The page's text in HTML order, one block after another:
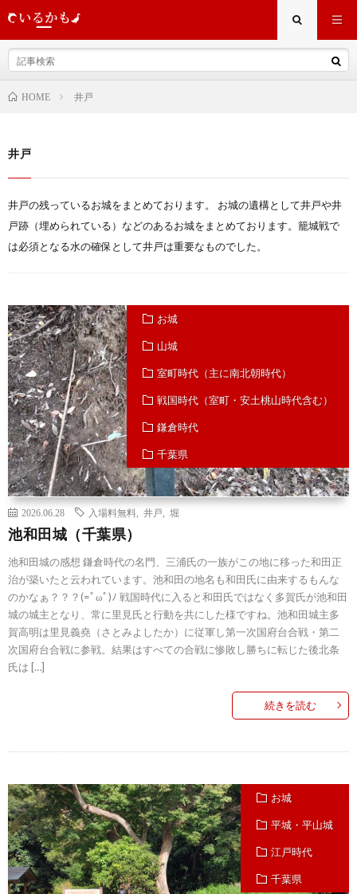
HOME 井戸
井戸
井戸の残っているお城をまとめております。 お城の遺構として井戸や井
戸跡（埋められている）などのあるお城をまとめております。籠城戦で
は必須となる水の確保として井戸は重要なものでした。
お城
山城
室町時代（主に南北朝時代）
戦国時代（室町・安土桃山時代含む）
鎌倉時代
千葉県
2026.06.28 入場料無料 井戸 堀
池和田城（千葉県）
池和田城の感想 鎌倉時代の名門、三浦氏の一族がこの地に移った和田正
治が築いたと云われています。池和田の地名も和田氏に由来するもんな
のかなぁ？？？(=ﾟωﾟ)ﾉ 戦国時代に入ると和田氏ではなく多賀氏が池和田
城の城主となり、常に里見氏と行動を共にした様ですね。池和田城主多
賀高明は里見義堯（さとみよしたか）に従軍し第一次国府台合戦・第二
次国府台合戦に参戦。結果はすべての合戦に惨敗し勝ちに転じた後北条
氏は […]
続きを読む
お城
平城・平山城
江戸時代
千葉県